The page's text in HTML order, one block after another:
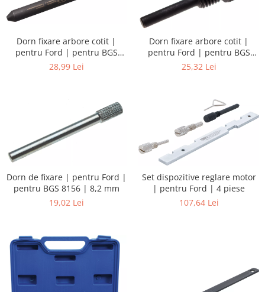
Dorn fixare arbore cotit |
pentru Ford | pentru BGS
8156
28,99 Lei
Dorn fixare arbore cotit |
pentru Ford | pentru BGS
8156
25,32 Lei
Dorn de fixare | pentru Ford |
pentru BGS 8156 | 8,2 mm
19,02 Lei
Set dispozitive reglare motor
| pentru Ford | 4 piese
107,64 Lei